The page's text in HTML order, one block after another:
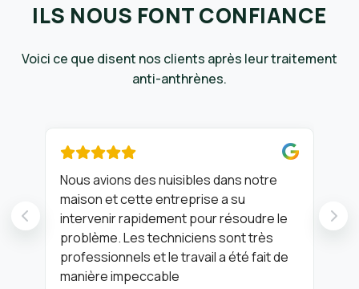
ILS NOUS FONT CONFIANCE
Voici ce que disent nos clients après leur traitement
anti-anthrènes.
Nous avions des nuisibles dans notre
maison et cette entreprise a su
intervenir rapidement pour résoudre le
problème. Les techniciens sont très
professionnels et le travail a été fait de
manière impeccable